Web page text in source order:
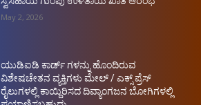
May 2, 2026
ಯುಡಿಐಡಿ ಕಾರ್ಡ್ ಗಳನ್ನು ಹೊಂದಿರುವ
ವಿಶೇಷಚೇತನ ವ್ಯಕ್ತಿಗಳು ಮೇಲ್ / ಎಕ್ಸ್ ಪ್ರೆಸ್
ರೈಲುಗಳಲ್ಲಿ ಕಾಯ್ದಿರಿಸದ ದಿವ್ಯಾಂಗಜನ ಬೋಗಿಗಳಲ್ಲಿ